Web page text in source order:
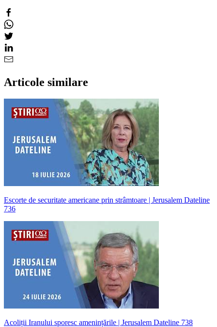
Articole similare
Escorte de securitate americane prin strâmtoare | Jerusalem Dateline
736
Acoliții Iranului sporesc amenințările | Jerusalem Dateline 738